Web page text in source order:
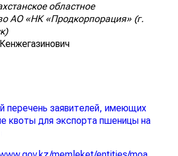
областное
АО «НК «Продкорпорация» (г.
перечень заявителей, имеющих
квоты для экспорта пшеницы на